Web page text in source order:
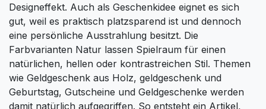
Designeffekt. Auch als Geschenkidee eignet es sich
gut, weil es praktisch platzsparend ist und dennoch
eine persönliche Ausstrahlung besitzt. Die
Farbvarianten Natur lassen Spielraum für einen
natürlichen, hellen oder kontrastreichen Stil. Themen
wie Geldgeschenk aus Holz, geldgeschenk und
Geburtstag, Gutscheine und Geldgeschenke werden
damit natürlich aufgegriffen. So entsteht ein Artikel,